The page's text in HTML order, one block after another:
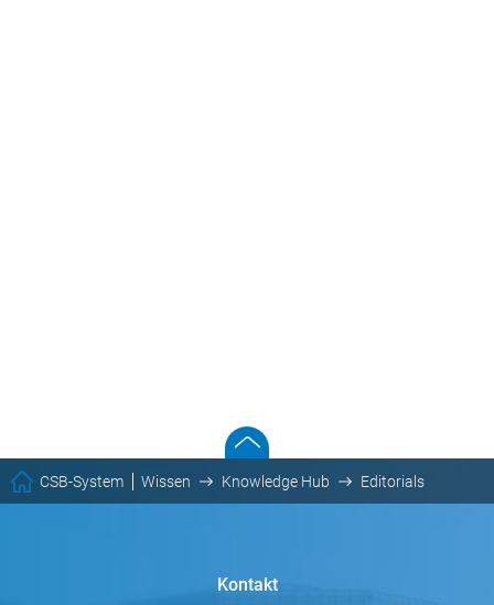
CSB-System Wissen Knowledge Hub Editorials
Kontakt